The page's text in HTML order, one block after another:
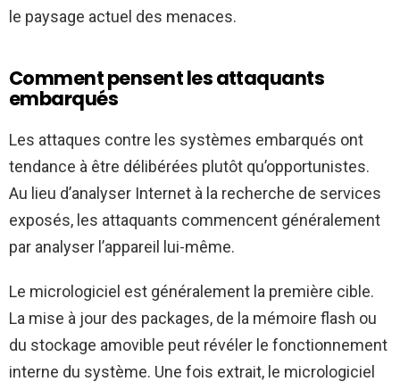
le paysage actuel des menaces.
Comment pensent les attaquants
embarqués
Les attaques contre les systèmes embarqués ont
tendance à être délibérées plutôt qu’opportunistes.
Au lieu d’analyser Internet à la recherche de services
exposés, les attaquants commencent généralement
par analyser l’appareil lui-même.
Le micrologiciel est généralement la première cible.
La mise à jour des packages, de la mémoire flash ou
du stockage amovible peut révéler le fonctionnement
interne du système. Une fois extrait, le micrologiciel